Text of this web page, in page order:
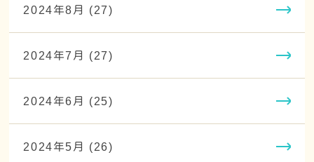
2024年8月 (27)
2024年7月 (27)
2024年6月 (25)
2024年5月 (26)